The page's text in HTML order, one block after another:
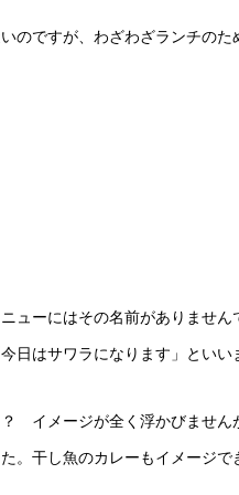
のですが、わざわざランチの
ューにはその名前がありませ
日はサワラになります」といい
イメージが全く浮かびません
。干し魚のカレーもイメージで